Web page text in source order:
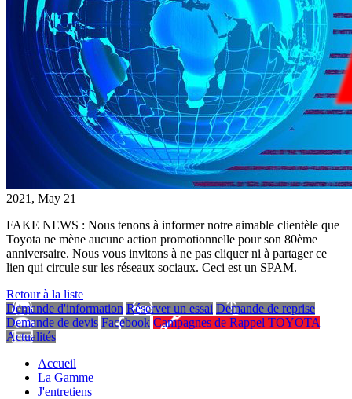
2021, May 21
FAKE NEWS : Nous tenons à informer notre aimable clientèle que
Toyota ne mène aucune action promotionnelle pour son 80ème
anniversaire. Nous vous invitons à ne pas cliquer ni à partager ce
lien qui circule sur les réseaux sociaux. Ceci est un SPAM.
Retour à la liste
Demande d'information Réserver un essai Demande de reprise
Demande de devis Facebook Campagnes de Rappel TOYOTA
Actualités
Accueil
La Gamme
J'entretiens